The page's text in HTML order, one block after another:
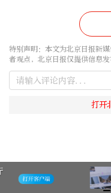
特别声明：本文为北京日报新
者观点，北京日报仅提供信息
AI让短剧